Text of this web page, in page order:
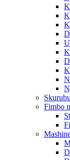
Skurubu
Fimbo